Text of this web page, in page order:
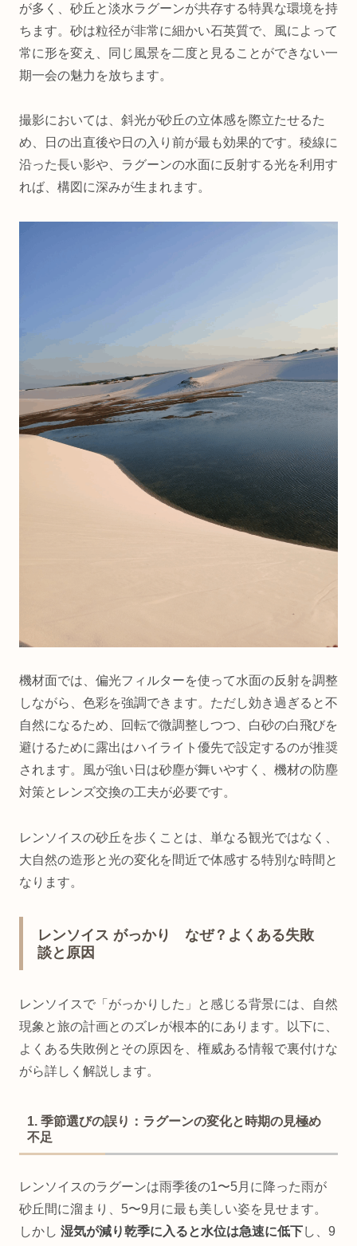
が多く、砂丘と淡水ラグーンが共存する特異な環境を持
ちます。砂は粒径が非常に細かい石英質で、風によって
常に形を変え、同じ風景を二度と見ることができない一
期一会の魅力を放ちます。
撮影においては、斜光が砂丘の立体感を際立たせるた
め、日の出直後や日の入り前が最も効果的です。稜線に
沿った長い影や、ラグーンの水面に反射する光を利用す
れば、構図に深みが生まれます。
機材面では、偏光フィルターを使って水面の反射を調整
しながら、色彩を強調できます。ただし効き過ぎると不
自然になるため、回転で微調整しつつ、白砂の白飛びを
避けるために露出はハイライト優先で設定するのが推奨
されます。風が強い日は砂塵が舞いやすく、機材の防塵
対策とレンズ交換の工夫が必要です。
レンソイスの砂丘を歩くことは、単なる観光ではなく、
大自然の造形と光の変化を間近で体感する特別な時間と
なります。
レンソイス がっかり なぜ？よくある失敗
談と原因
レンソイスで「がっかりした」と感じる背景には、自然
現象と旅の計画とのズレが根本的にあります。以下に、
よくある失敗例とその原因を、権威ある情報で裏付けな
がら詳しく解説します。
1. 季節選びの誤り：ラグーンの変化と時期の見極め
不足
レンソイスのラグーンは雨季後の1〜5月に降った雨が
砂丘間に溜まり、5〜9月に最も美しい姿を見せます。
しかし 湿気が減り乾季に入ると水位は急速に低下し、9